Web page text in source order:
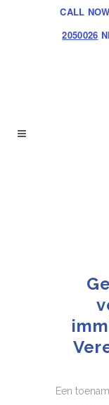
CALL NOW
2050026
Een